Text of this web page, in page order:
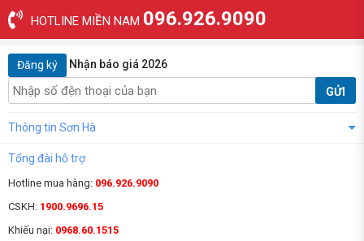
HOTLINE MIỀN NAM 096.926.9090
Đăng ký Nhận báo giá 2026
GỬI
Thông tin Sơn Hà
Tổng đài hỗ trợ
Hotline mua hàng: 096.926.9090
CSKH: 1900.9696.15
Khiếu nại: 0968.60.1515